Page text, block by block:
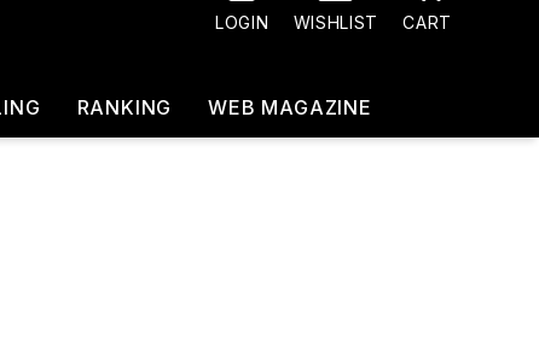
LOGIN WISHLIST CART
RANKING WEB MAGAZINE